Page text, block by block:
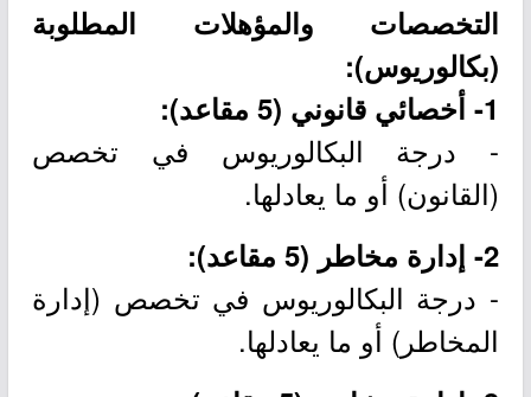
التخصصات والمؤهلات المطلوبة
(بكالوريوس):
1- أخصائي قانوني (5 مقاعد):
- درجة البكالوريوس في تخصص
(القانون) أو ما يعادلها.
2- إدارة مخاطر (5 مقاعد):
- درجة البكالوريوس في تخصص (إدارة
المخاطر) أو ما يعادلها.